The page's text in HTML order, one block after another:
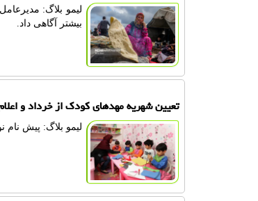
بیشتر آگاهی داد.
تعیین شهریه مهدهای کودک از خرداد و
لیمو بلاگ: پیش نام